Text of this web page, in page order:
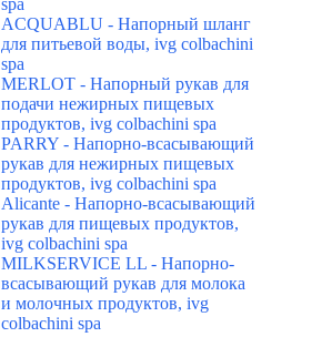
spa
ACQUABLU - Напорный шланг
для питьевой воды, ivg colbachini
spa
MERLOT - Напорный рукав для
подачи нежирных пищевых
продуктов, ivg colbachini spa
PARRY - Напорно-всасывающий
рукав для нежирных пищевых
продуктов, ivg colbachini spa
Alicante - Напорно-всасывающий
рукав для пищевых продуктов,
ivg colbachini spa
MILKSERVICE LL - Напорно-
всасывающий рукав для молока
и молочных продуктов, ivg
colbachini spa